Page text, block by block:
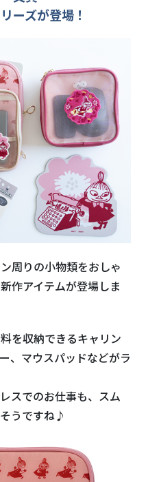
ーズが登場！
周りの小物類をおしゃ
作アイテムが登場しま
を収納できるキャリン
、マウスパッドなどがラ
スでのお仕事も、スム
うですね♪